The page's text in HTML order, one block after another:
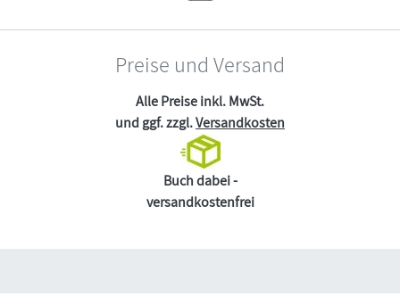
Preise und Versand
Alle Preise inkl. MwSt.
und ggf. zzgl.Versandkosten
Buch dabei -
versandkostenfrei